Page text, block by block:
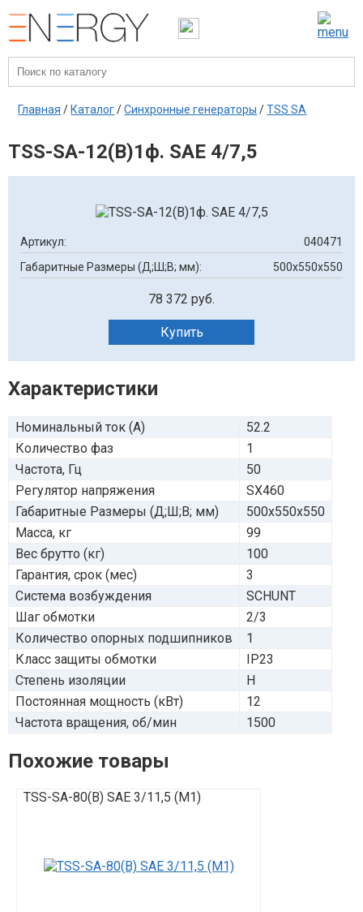
Главная / Каталог/Синхронные генераторы /TSS SA
TSS-SA-12(B)1ф. SAE 4/7,5
Артикул:
040471
Габаритные Размеры (Д;Ш;В; мм):
500x550x550
78 372 руб.
Купить
Характеристики
Номинальный ток (А)
52.2
Количество фаз
1
Частота, Гц
50
Регулятор напряжения
SX460
Габаритные Размеры (Д;Ш;В; мм)
500x550x550
Масса, кг
99
Вес брутто (кг)
100
Гарантия, срок (мес)
3
Система возбуждения
SCHUNT
Шаг обмотки
2/3
Количество опорных подшипников
1
Класс защиты обмотки
IP23
Степень изоляции
H
Постоянная мощность (кВт)
12
Частота вращения, об/мин
1500
Похожие товары
TSS-SA-80(B) SAE 3/11,5 (М1)